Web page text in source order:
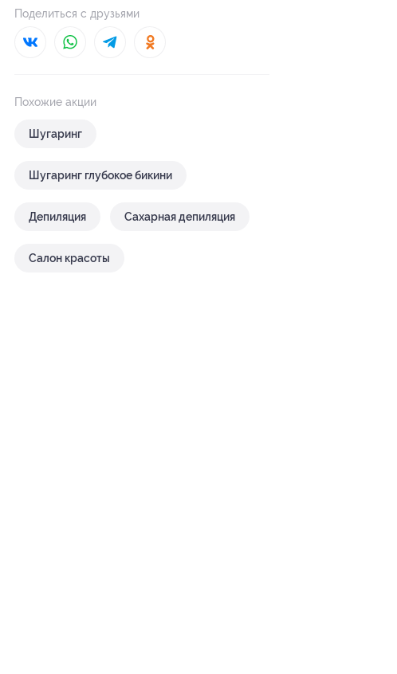
Поделиться с друзьями
Похожие акции
Шугаринг
Шугаринг глубокое бикини
Депиляция Сахарная депиляция
Салон красоты